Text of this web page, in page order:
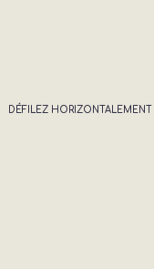
DÉFILEZ HORIZONTALEMENT